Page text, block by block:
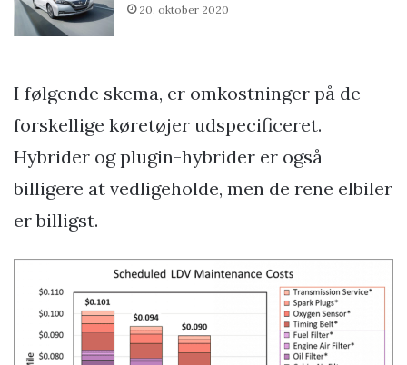
20. oktober 2020
I følgende skema, er omkostninger på de
forskellige køretøjer udspecificeret.
Hybrider og plugin-hybrider er også
billigere at vedligeholde, men de rene elbiler
er billigst.